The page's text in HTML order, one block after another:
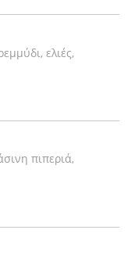
ελιές,
πιπεριά,